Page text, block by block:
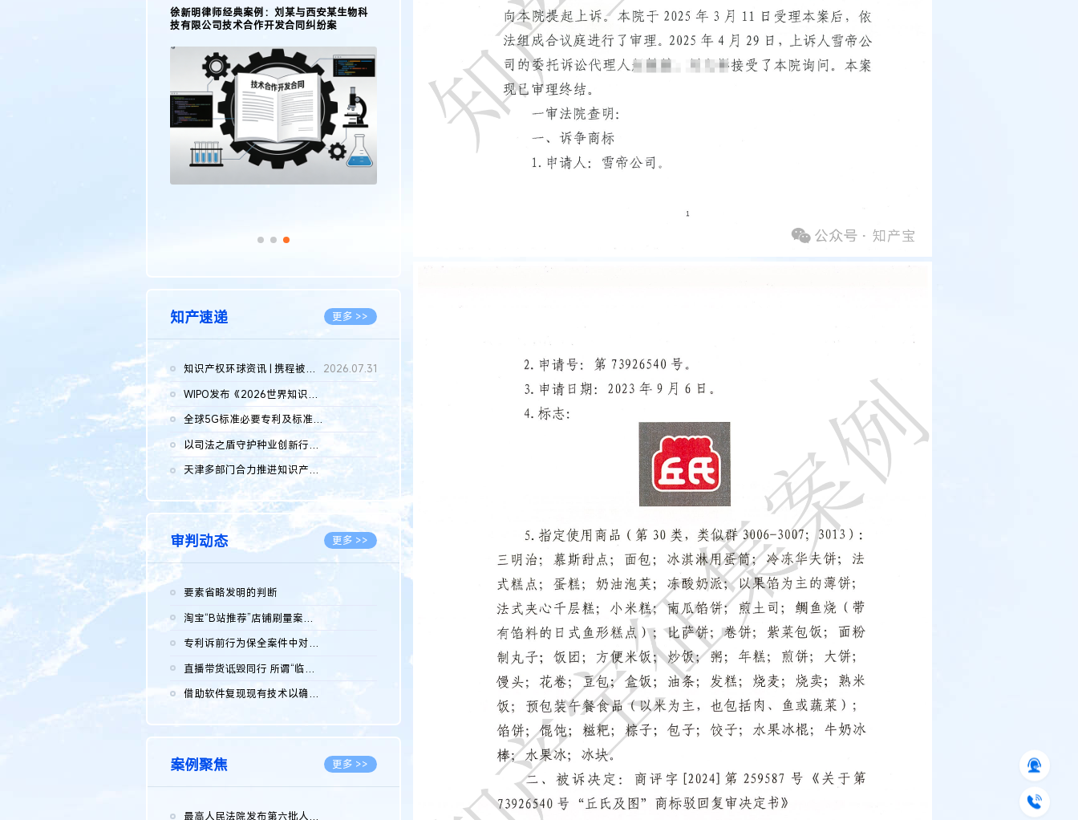
传统文化 更多 >>
徐新明律师接受《天津日报》采访：解读
2025年度天津市专利行政保护案例
著名知识产权律师徐新明接受《中国经营
报》采访：技术革新下知识产权保护面临新
徐新明律师经典案例：刘某与西安某生物科
技有限公司技术合作开发合同纠纷案
知产速递 更多 >>
知识产权环球资讯 | 携程被市监总局罚51.79亿；瑞幸泰国商标案上...
2026.07.31
WIPO发布《2026世界知识产权报告》 含报告全文
全球5G标准必要专利及标准提案研究报告（2026年）全文发布
以司法之盾守护种业创新行稳致远
2026.08.05
天津多部门合力推进知识产权保护工作
2026.08.05
审判动态 更多 >>
要素省略发明的判断
淘宝“B站推荐”店铺刷量案维持原判，两被告连带赔偿150万元
专利诉前行为保全案件中对仿制药申请人曾作出三类声明的考量及违...
直播带货诋毁同行 所谓“临场发挥”不免责
借助软件复现现有技术以确认相关参数特征是否被公开
案例聚焦 更多 >>
最高人民法院发布第六批人民法院种业知识产权司法保护典型案例 含...